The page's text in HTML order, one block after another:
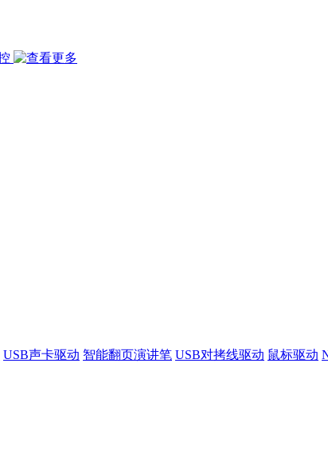
USB声卡驱动 智能翻页演讲笔 USB对拷线驱动 鼠标驱动